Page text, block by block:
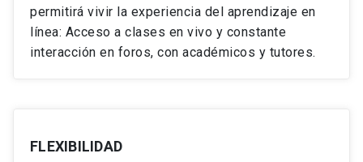
permitirá vivir la experiencia del aprendizaje en
línea: Acceso a clases en vivo y constante
interacción en foros, con académicos y tutores.
FLEXIBILIDAD